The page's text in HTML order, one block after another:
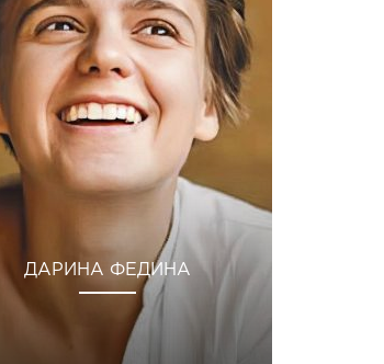
ДАРИНА ФЕДИНА